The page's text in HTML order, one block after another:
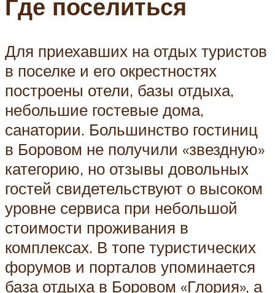
Где поселиться
Для приехавших на отдых туристов
в поселке и его окрестностях
построены отели, базы отдыха,
небольшие гостевые дома,
санатории. Большинство гостиниц
в Боровом не получили «звездную»
категорию, но отзывы довольных
гостей свидетельствуют о высоком
уровне сервиса при небольшой
стоимости проживания в
комплексах. В топе туристических
форумов и порталов упоминается
база отдыха в Боровом «Глория», а